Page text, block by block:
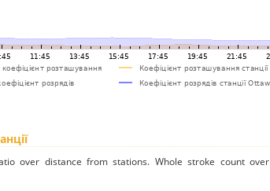
over distance from stations. Whole stroke count over